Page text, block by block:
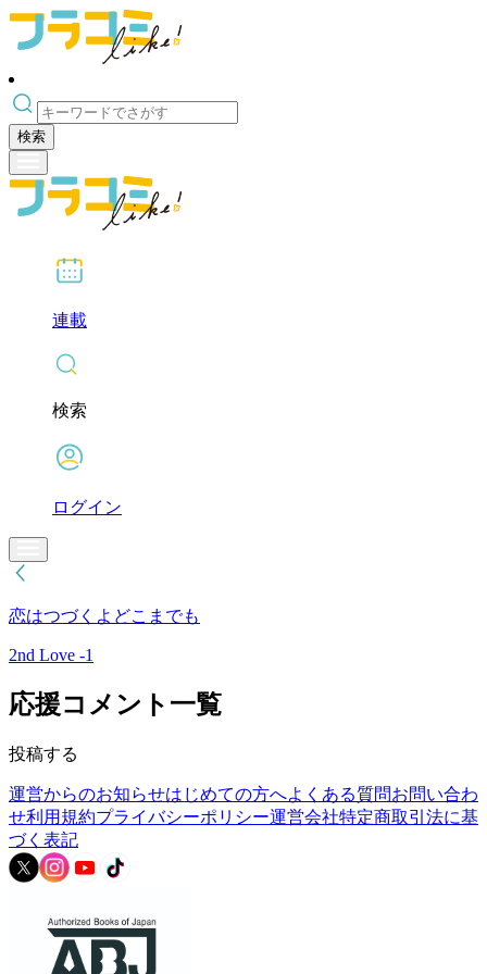
検索
連載
検索
ログイン
恋はつづくよどこまでも
2nd Love -1
応援コメント一覧
投稿する
運営からのお知らせはじめての方へよくある質問お問い合わ
せ利用規約プライバシーポリシー運営会社特定商取引法に基
づく表記